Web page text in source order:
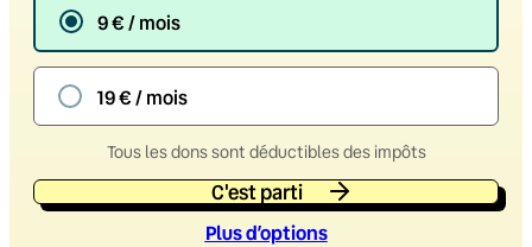
9 € / mois
19 € / mois
Tous les dons sont déductibles des impôts
C'est parti
Plus d’options